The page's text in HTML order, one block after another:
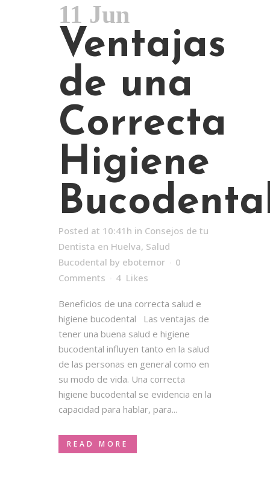
11 Jun
Ventajas
de una
Correcta
Higiene
Posted at 10:41h in Consejos de tu
Dentista en Huelva, Salud
Bucodental by ebotemor
0
Comments
4 Likes
Beneficios de una correcta salud e
higiene bucodental Las ventajas de
tener una buena salud e higiene
bucodental influyen tanto en la salud
de las personas en general como en
su modo de vida. Una correcta
higiene bucodental se evidencia en la
capacidad para hablar, para...
READ MORE